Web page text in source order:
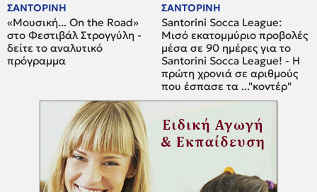
ΣΑΝΤΟΡΙΝΗ
«Μουσική... On the Road»
στο Φεστιβάλ Στρογγύλη -
δείτε το αναλυτικό
πρόγραμμα
ΣΑΝΤΟΡΙΝΗ
Santorini Socca League:
Μισό εκατομμύριο προβολές
μέσα σε 90 ημέρες για το
Santorini Socca League! - Η
πρώτη χρονιά σε αριθμούς
που έσπασε τα ..."κοντέρ"